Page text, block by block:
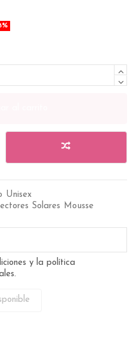
Unisex
Solares
Mousse
y la política